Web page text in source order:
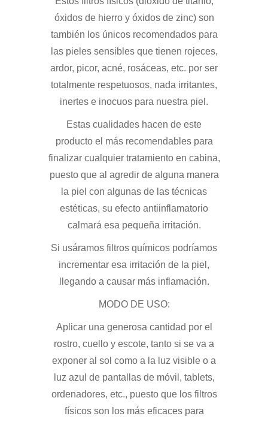
óxidos de hierro y óxidos de zinc) son
también los únicos recomendados para
las pieles sensibles que tienen rojeces,
ardor, picor, acné, rosáceas, etc. por ser
totalmente respetuosos, nada irritantes,
inertes e inocuos para nuestra piel.
Estas cualidades hacen de este
producto el más recomendables para
finalizar cualquier tratamiento en cabina,
puesto que al agredir de alguna manera
la piel con algunas de las técnicas
estéticas, su efecto antiinflamatorio
calmará esa pequeña irritación.
Si usáramos filtros químicos podríamos
incrementar esa irritación de la piel,
llegando a causar más inflamación.
MODO DE USO:
Aplicar una generosa cantidad por el
rostro, cuello y escote, tanto si se va a
exponer al sol como a la luz visible o a
luz azul de pantallas de móvil, tablets,
ordenadores, etc., puesto que los filtros
físicos son los más eficaces para